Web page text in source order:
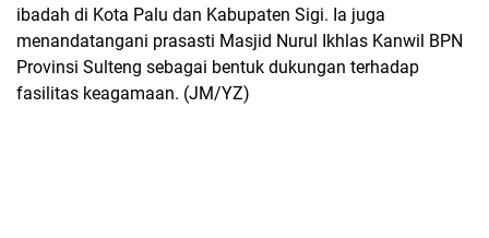
ibadah di Kota Palu dan Kabupaten Sigi. Ia juga
menandatangani prasasti Masjid Nurul Ikhlas Kanwil BPN
Provinsi Sulteng sebagai bentuk dukungan terhadap
fasilitas keagamaan. (JM/YZ)